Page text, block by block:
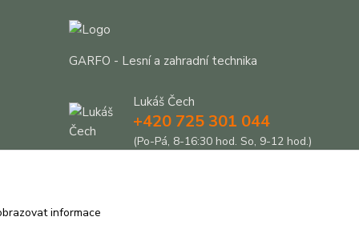
GARFO - Lesní a zahradní technika
Lukáš Čech
+420 725 301 044
(Po-Pá, 8-16:30 hod. So, 9-12 hod.)
informace